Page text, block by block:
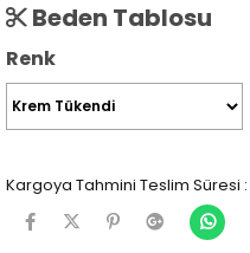
Beden Tablosu
Renk
Kargoya Tahmini Teslim Süresi :